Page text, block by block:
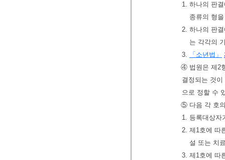
1. 하나의 판
종류의 형
2. 하나의 판
는 각각의
3.
「소년법」
④ 법원은 제2
결정되는 것
으로 정할 수
⑤ 다음 각 호
1. 등록대상자
2. 제1호에 따
설 또는 치
3. 제1호에 따